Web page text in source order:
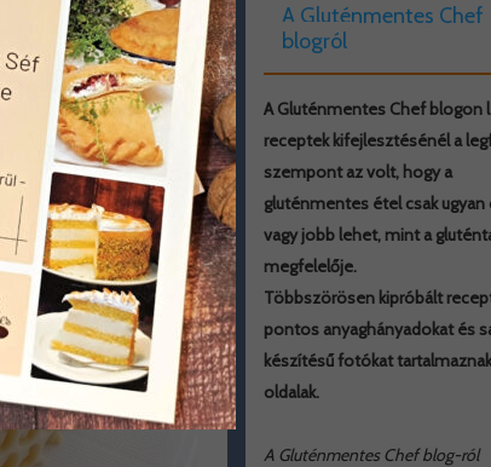
A Gluténmentes Chef
blogról
A Gluténmentes Chef blogon
receptek kifejlesztésénél a
szempont az volt, hogy a
gluténmentes étel csak ugyan
vagy jobb lehet, mint a
megfelelője.
Többszörösen kipróbált
pontos anyaghányadokat és
készítésű fotókat
oldalak.
A Gluténmentes Chef blog-ról